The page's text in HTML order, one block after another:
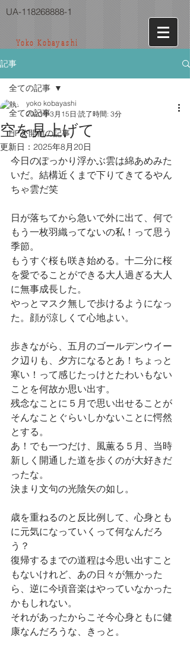
UA-118268888-1
Yoko Kobayashi
記事
全ての記事
HP公開前の記事
全ての記事
空を見上げて
yoko kobayashi
2023年3月15日 読了時間: 3分
更新日： 2025年8月20日
今日のぽっかり浮かぶ雲は綿あめみた
いだ。結構近くまで下りてきてるやん
ちゃ雲だ笑
日が落ちてから急いで外に出て、何で
もう一枚羽織ってないの私！って思う
季節。
もうすぐ桜も咲き始める。十二分に桜
を愛でることができる大人過ぎる大人
に無事成長した。
やっとマスク無しで歩けるようになっ
た。顔が涼しくて心地よい。
歩きながら、五月のゴールデンウイー
ク辺りも、夕方になるとあ！ちょっと
寒い！って感じたっけとたわいもない
ことを何故か思い出す。
残念なことに５月で思い出せることが
そんなことぐらいしかないことに愕然
とする。
あ！でも一つだけ、風薫る５月、当時
新しく開通した道を歩くのが大好きだ
ったな。
決まり文句の光陰矢の如し。
歳を重ねるのと反比例して、心身とも
に元気になっていくって何なんだろ
う？
復帰するまでの道程は今思い出すこと
もないけれど、あの日々が無かった
ら、逆に今頃音楽はやっていなかった
かもしれない。
それがあったからこそ今心身ともに健
康なんだろうな、きっと。